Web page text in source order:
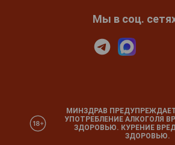
Мы в соц.
МИНЗДРАВ
УПОТРЕБЛЕНИЕ АЛКОГОЛЯ
ЗДОРОВЬЮ. КУРЕНИЕ
ЗДОРОВЬЮ.